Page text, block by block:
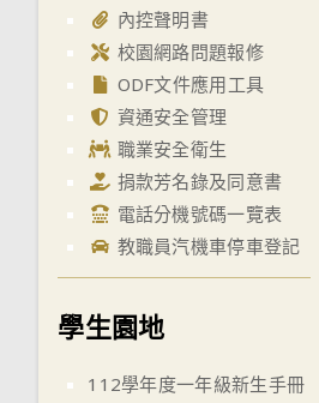
內控聲明書
校園網路問題報修
ODF文件應用工具
資通安全管理
職業安全衛生
捐款芳名錄及同意書
電話分機號碼一覽表
教職員汽機車停車登記
學生園地
112學年度一年級新生手冊